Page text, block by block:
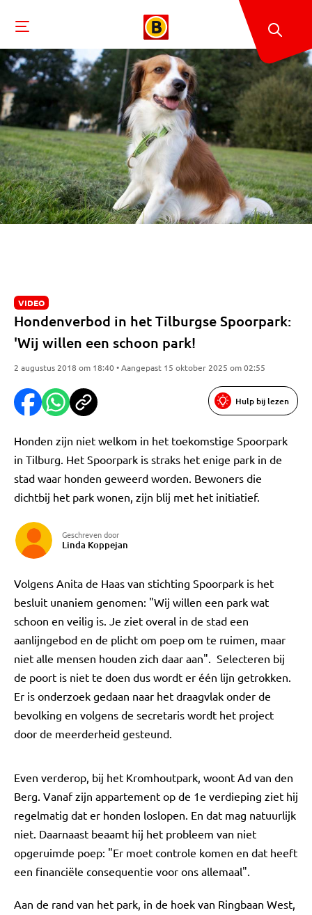
VIDEO
Hondenverbod in het Tilburgse Spoorpark:
'Wij willen een schoon park!
2 augustus 2018 om 18:40 • Aangepast 15 oktober 2025 om 02:55
Hulp bij lezen
Honden zijn niet welkom in het toekomstige Spoorpark
in Tilburg. Het Spoorpark is straks het enige park in de
stad waar honden geweerd worden. Bewoners die
dichtbij het park wonen, zijn blij met het initiatief.
Geschreven door
Linda Koppejan
Volgens Anita de Haas van stichting Spoorpark is het
besluit unaniem genomen: "Wij willen een park wat
schoon en veilig is. Je ziet overal in de stad een
aanlijngebod en de plicht om poep om te ruimen, maar
niet alle mensen houden zich daar aan". Selecteren bij
de poort is niet te doen dus wordt er één lijn getrokken.
Er is onderzoek gedaan naar het draagvlak onder de
bevolking en volgens de secretaris wordt het project
door de meerderheid gesteund.
Even verderop, bij het Kromhoutpark, woont Ad van den
Berg. Vanaf zijn appartement op de 1e verdieping ziet hij
regelmatig dat er honden loslopen. En dat mag natuurlijk
niet. Daarnaast beaamt hij het probleem van niet
opgeruimde poep: "Er moet controle komen en dat heeft
een financiële consequentie voor ons allemaal".
Aan de rand van het park, in de hoek van Ringbaan West,